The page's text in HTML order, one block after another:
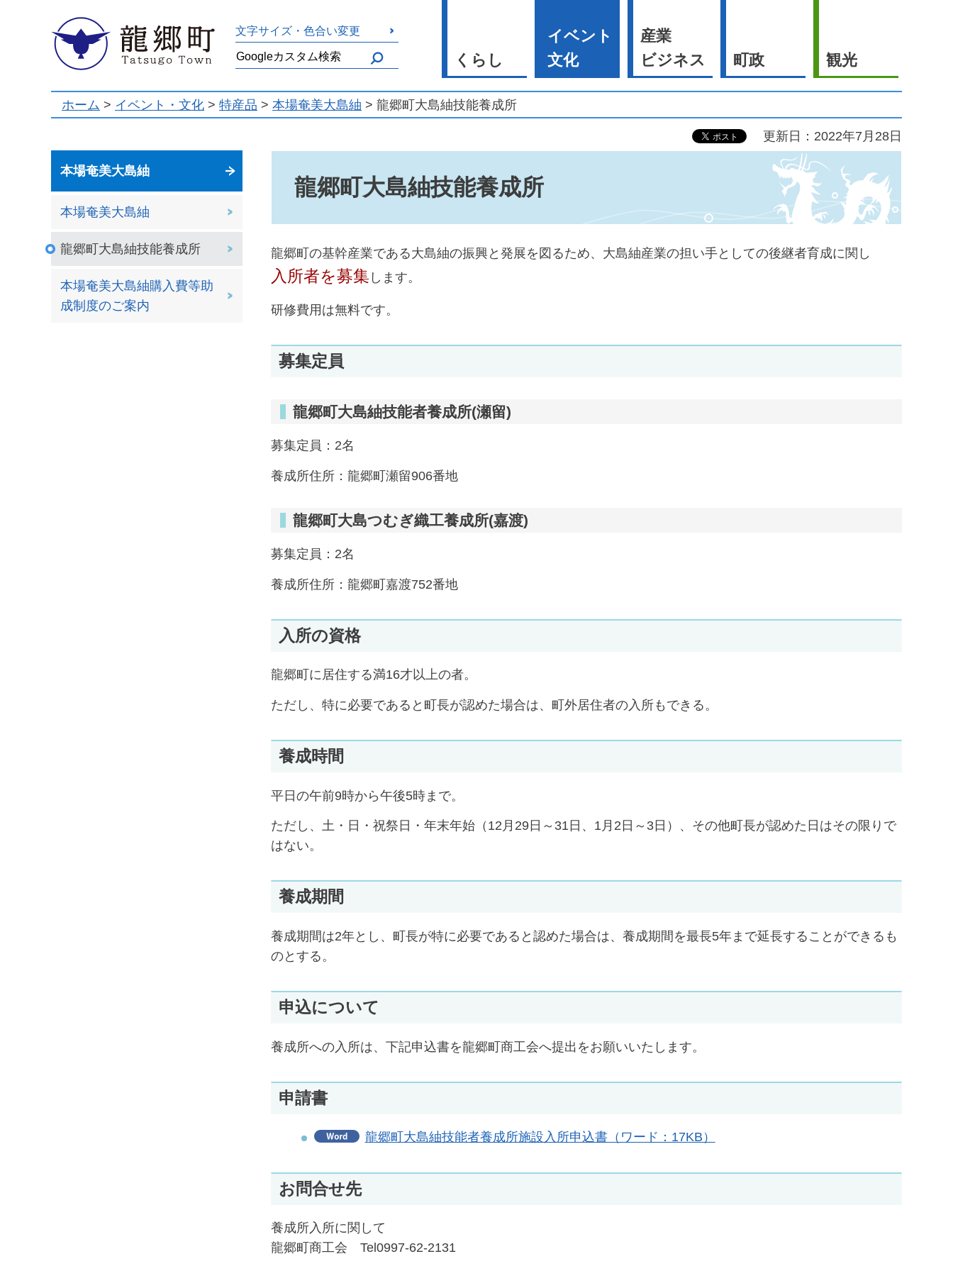
龍郷町 文字サイズ・色合い変更
くらし
イベント
文化
産業
ビジネス
町政 観光
ホーム > イベント・文化 > 特産品 > 本場奄美大島紬 > 龍郷町大島紬技能養成所
更新日：2022年7月28日
本場奄美大島紬
本場奄美大島紬
龍郷町大島紬技能養成所
本場奄美大島紬購入費等助
成制度のご案内
龍郷町大島紬技能養成所
龍郷町の基幹産業である大島紬の振興と発展を図るため、大島紬産業の担い手としての後継者育成に関し
入所者を募集 します。
研修費用は無料です。
募集定員
龍郷町大島紬技能者養成所(瀬留)
募集定員：2名
養成所住所：龍郷町瀬留906番地
龍郷町大島つむぎ織工養成所(嘉渡)
募集定員：2名
養成所住所：龍郷町嘉渡752番地
入所の資格
龍郷町に居住する満16才以上の者。
ただし、特に必要であると町長が認めた場合は、町外居住者の入所もできる。
養成時間
平日の午前9時から午後5時まで。
ただし、土・日・祝祭日・年末年始（12月29日～31日、1月2日～3日）、その他町長が認めた日はその限りで
はない。
養成期間
養成期間は2年とし、町長が特に必要であると認めた場合は、養成期間を最長5年まで延長することができるも
のとする。
申込について
養成所への入所は、下記申込書を龍郷町商工会へ提出をお願いいたします。
申請書
龍郷町大島紬技能者養成所施設入所申込書（ワード：17KB）
お問合せ先
養成所入所に関して
龍郷町商工会 Tel0997-62-2131